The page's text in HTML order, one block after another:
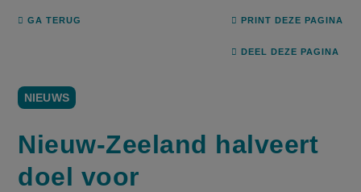
GA TERUG PRINT DEZE PAGINA
DEEL DEZE PAGINA
NIEUWS
Nieuw-Zeeland halveert
doel voor